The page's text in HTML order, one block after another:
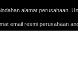
alamat perusahaan.
email resmi perusahaan